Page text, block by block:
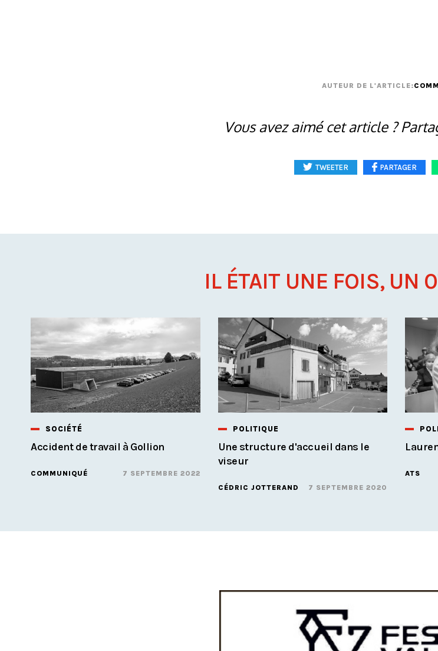
AUTEUR DE L'ARTICLE:
Vous avez aimé cet article ?
TWEETER PARTAGER
IL ÉTAIT UNE FOIS, UN
SOCIÉTÉ
Accident de travail à Gollion
COMMUNIQUÉ 7 SEPTEMBRE 2022
POLITIQUE
Une structure d'accueil dans le
viseur
CÉDRIC JOTTERAND 7 SEPTEMBRE 2020
ATS